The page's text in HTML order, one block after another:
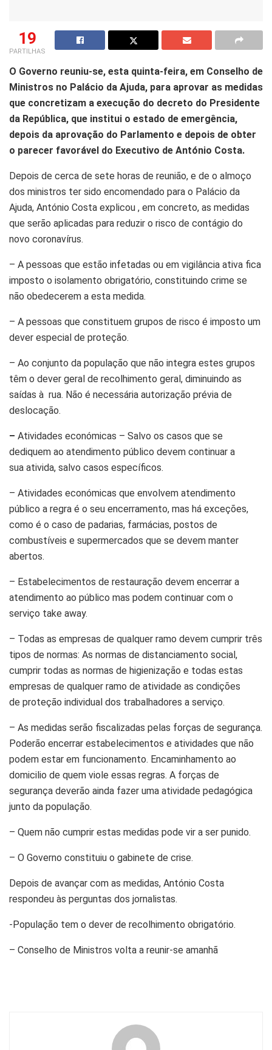
19
PARTILHAS
O Governo reuniu-se, esta quinta-feira, em Conselho de
Ministros no Palácio da Ajuda, para aprovar as medidas
que concretizam a execução do decreto do Presidente
da República, que institui o estado de emergência,
depois da aprovação do Parlamento e depois de obter
o parecer favorável do Executivo de António Costa.
Depois de cerca de sete horas de reunião, e de o almoço
dos ministros ter sido encomendado para o Palácio da
Ajuda, António Costa explicou , em concreto, as medidas
que serão aplicadas para reduzir o risco de contágio do
novo coronavírus.
– A pessoas que estão infetadas ou em vigilância ativa fica
imposto o isolamento obrigatório, constituindo crime se
não obedecerem a esta medida.
– A pessoas que constituem grupos de risco é imposto um
dever especial de proteção.
– Ao conjunto da população que não integra estes grupos
têm o dever geral de recolhimento geral, diminuindo as
saídas à rua. Não é necessária autorização prévia de
deslocação.
– Atividades económicas – Salvo os casos que se
dediquem ao atendimento público devem continuar a
sua ativida, salvo casos específicos.
– Atividades económicas que envolvem atendimento
público a regra é o seu encerramento, mas há exceções,
como é o caso de padarias, farmácias, postos de
combustíveis e supermercados que se devem manter
abertos.
– Estabelecimentos de restauração devem encerrar a
atendimento ao público mas podem continuar com o
serviço take away.
– Todas as empresas de qualquer ramo devem cumprir três
tipos de normas: As normas de distanciamento social,
cumprir todas as normas de higienização e todas estas
empresas de qualquer ramo de atividade as condições
de proteção individual dos trabalhadores a serviço.
– As medidas serão fiscalizadas pelas forças de segurança.
Poderão encerrar estabelecimentos e atividades que não
podem estar em funcionamento. Encaminhamento ao
domicilio de quem viole essas regras. A forças de
segurança deverão ainda fazer uma atividade pedagógica
junto da população.
– Quem não cumprir estas medidas pode vir a ser punido.
– O Governo constituiu o gabinete de crise.
Depois de avançar com as medidas, António Costa
respondeu às perguntas dos jornalistas.
-População tem o dever de recolhimento obrigatório.
– Conselho de Ministros volta a reunir-se amanhã